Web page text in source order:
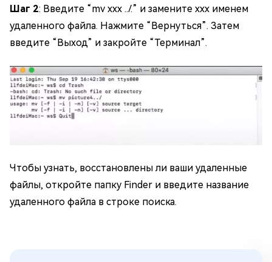
Шаг 2: Введите “mv xxx ../.” и замените xxx именем
удаленного файла. Нажмите “Вернуться”. Затем
введите “Выход” и закройте “Терминал”.
Чтобы узнать, восстановлены ли ваши удаленные
файлы, откройте папку Finder и введите название
удаленного файла в строке поиска.